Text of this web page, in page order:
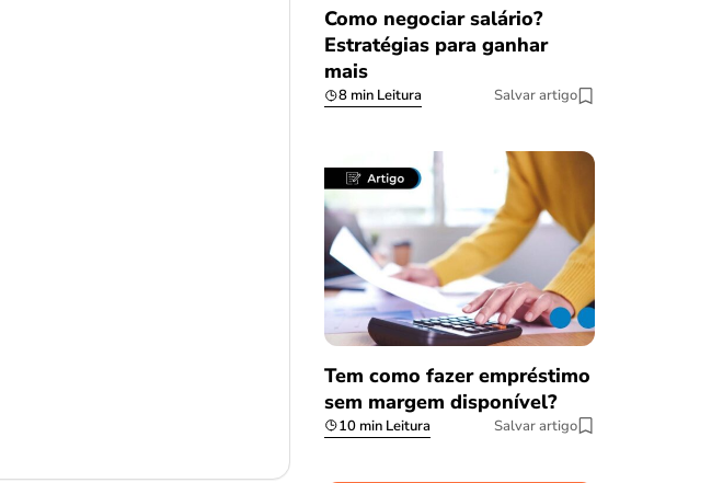
Como negociar salário?
Estratégias para ganhar
mais
8 min Leitura Salvar artigo
Tem como fazer empréstimo
sem margem disponível?
10 min Leitura Salvar artigo